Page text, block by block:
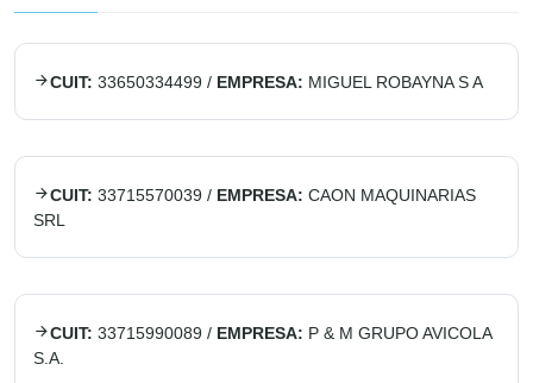
CUIT: 33650334499 / EMPRESA: MIGUEL ROBAYNA S A
CUIT: 33715570039 / EMPRESA: CAON MAQUINARIAS
SRL
CUIT: 33715990089 / EMPRESA: P & M GRUPO AVICOLA
S.A.